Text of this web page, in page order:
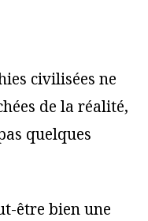
civilisées ne
de la réalité,
quelques
être bien une